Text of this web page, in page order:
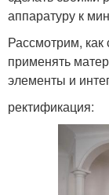
аппаратуру к
Рассмотрим,
применять
элементы и
ректификация: